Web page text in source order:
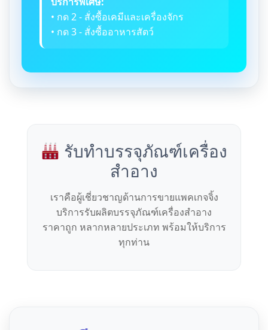
• กด 2 - สั่งซื้อเคมีและเครื่องจักร
• กด 3 - สั่งซื้ออาหารสัตว์
รับทำบรรจุภัณฑ์เครื่อง
สำอาง
เราคือผู้เชี่ยวชาญด้านการขายแพคเกจจิ้ง
บริการรับผลิตบรรจุภัณฑ์เครื่องสำอาง
ราคาถูก หลากหลายประเภท พร้อมให้บริการ
ทุกท่าน